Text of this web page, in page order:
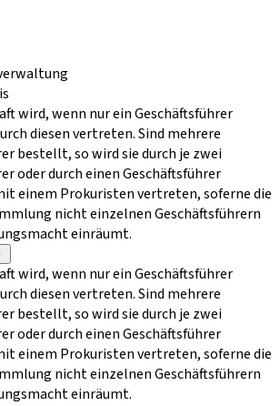
wird, wenn nur ein Geschäftsführer
diesen vertreten. Sind mehrere
bestellt, so wird sie durch je zwei
oder durch einen Geschäftsführer
einem Prokuristen vertreten, soferne die
nicht einzelnen Geschäftsführern
einräumt.
wird, wenn nur ein Geschäftsführer
diesen vertreten. Sind mehrere
bestellt, so wird sie durch je zwei
oder durch einen Geschäftsführer
einem Prokuristen vertreten, soferne die
nicht einzelnen Geschäftsführern
einräumt.